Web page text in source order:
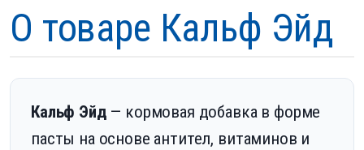
О товаре Кальф Эйд
Кальф Эйд— кормовая добавка в форме
пасты на основе антител, витаминов и